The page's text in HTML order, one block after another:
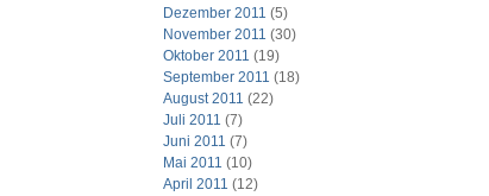
Dezember 2011 (5)
November 2011 (30)
Oktober 2011 (19)
September 2011 (18)
August 2011 (22)
Juli 2011 (7)
Juni 2011 (7)
Mai 2011 (10)
April 2011 (12)